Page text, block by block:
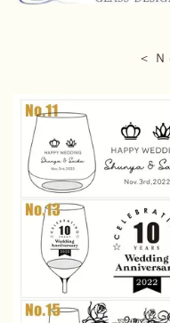
＜